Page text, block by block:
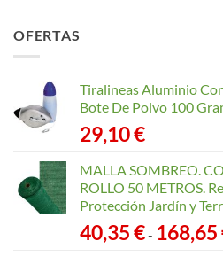
OFERTAS
Tiralineas Aluminio
Bote De Polvo 100
29,10€
MALLA SOMBREO.
ROLLO 50 METROS.
Protección Jardín y
40,35€- 168,65